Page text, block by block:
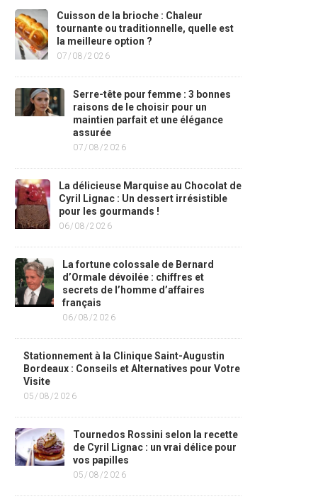
Cuisson de la brioche : Chaleur
tournante ou traditionnelle, quelle est
la meilleure option ?
07/08/2026
Serre-tête pour femme : 3 bonnes
raisons de le choisir pour un
maintien parfait et une élégance
assurée
07/08/2026
La délicieuse Marquise au Chocolat de
Cyril Lignac : Un dessert irrésistible
pour les gourmands !
06/08/2026
La fortune colossale de Bernard
d’Ormale dévoilée : chiffres et
secrets de l’homme d’affaires
français
06/08/2026
Stationnement à la Clinique Saint-Augustin
Bordeaux : Conseils et Alternatives pour Votre
Visite
05/08/2026
Tournedos Rossini selon la recette
de Cyril Lignac : un vrai délice pour
vos papilles
05/08/2026